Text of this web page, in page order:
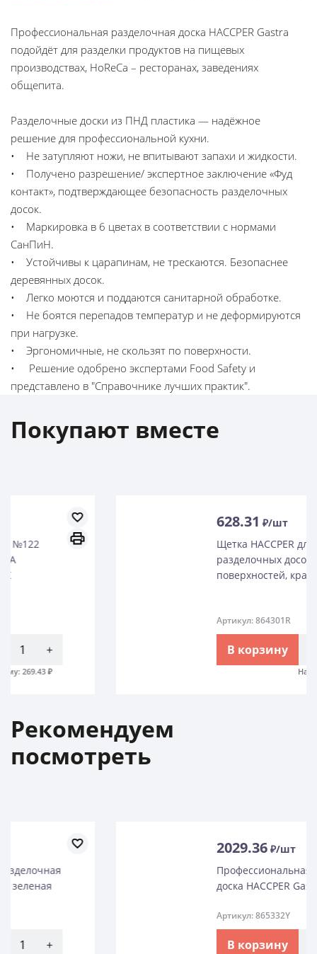
Профессиональная разделочная доска HACCPER Gastra
подойдёт для разделки продуктов на пищевых
производствах, HoReCa – ресторанах, заведениях
общепита.
Разделочные доски из ПНД пластика — надёжное
решение для профессиональной кухни.
• Не затупляют ножи, не впитывают запахи и жидкости.
• Получено разрешение/ экспертное заключение «Фуд
контакт», подтверждающее безопасность разделочных
досок.
• Маркировка в 6 цветах в соответствии с нормами
СанПиН.
• Устойчивы к царапинам, не трескаются. Безопаснее
деревянных досок.
• Легко моются и поддаются санитарной обработке.
• Не боятся перепадов температур и не деформируются
при нагрузке.
• Эргономичные, не скользят по поверхности.
• Решение одобрено экспертами Food Safety и
представлено в "Справочнике лучших практик".
Покупают вместе
Щетка HACCPER для мытья
разделочных досок, рабочих
поверхностей, красная
+
Рекомендуем
посмотреть
Профессиональная разделочная
доска HACCPER Gastra, желтая
+